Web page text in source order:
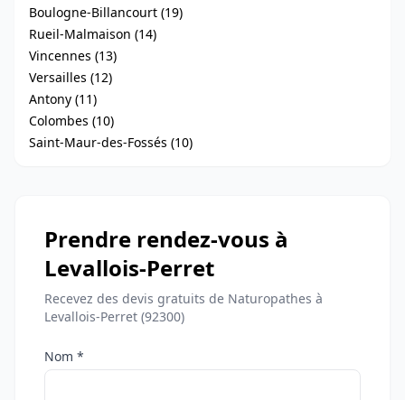
Boulogne-Billancourt (19)
Rueil-Malmaison (14)
Vincennes (13)
Versailles (12)
Antony (11)
Colombes (10)
Saint-Maur-des-Fossés (10)
Prendre rendez-vous à
Levallois-Perret
Recevez des devis gratuits de Naturopathes à
Levallois-Perret (92300)
Nom *